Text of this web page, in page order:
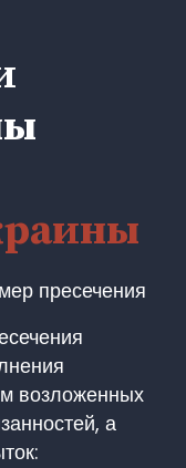
пресечения
возложенных
а